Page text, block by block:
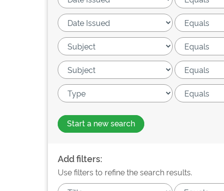
Start a new search
Add filters:
Use filters to refine the search results.